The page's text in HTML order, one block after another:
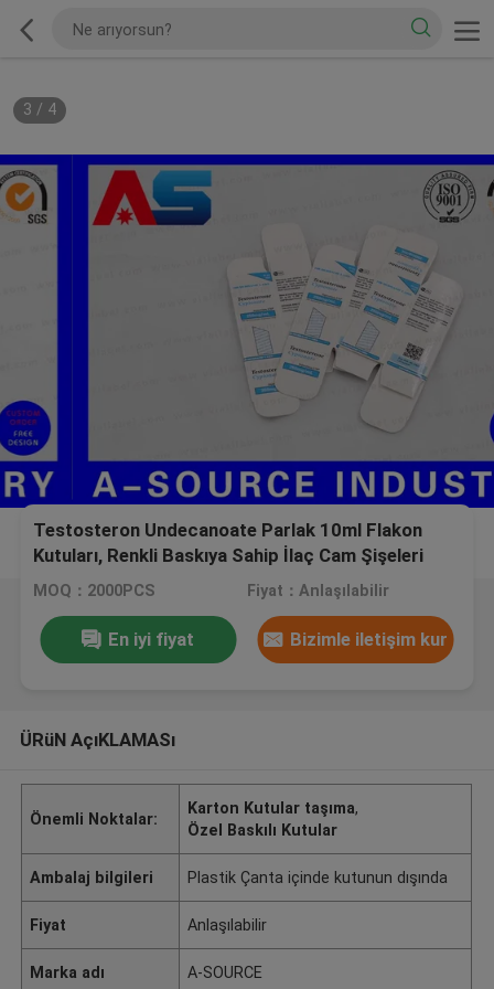
3 / 4
Testosteron Undecanoate Parlak 10ml Flakon
Kutuları, Renkli Baskıya Sahip İlaç Cam Şişeleri
MOQ：2000PCS Fiyat：Anlaşılabilir
En iyi fiyat Bizimle iletişim kur
ÜRüN AçıKLAMASı
Önemli Noktalar:
Karton Kutular taşıma,
Özel Baskılı Kutular
Ambalaj bilgileri Plastik Çanta içinde kutunun dışında
Fiyat Anlaşılabilir
Marka adı A-SOURCE